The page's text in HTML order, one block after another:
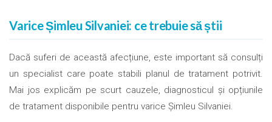
Varice Șimleu Silvaniei: ce trebuie să știi
Dacă suferi de această afecțiune, este important să consulți
un specialist care poate stabili planul de tratament potrivit.
Mai jos explicăm pe scurt cauzele, diagnosticul și opțiunile
de tratament disponibile pentru varice Șimleu Silvaniei.